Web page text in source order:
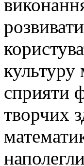
культуру
сприяти
творчих